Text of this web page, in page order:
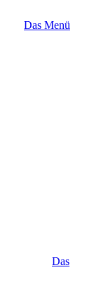
Das Menü
Das